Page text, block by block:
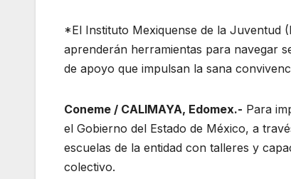
*El Instituto Mexiquense de la Juventud
aprenderán herramientas para navegar
de apoyo que impulsan la sana
Coneme / CALIMAYA, Edomex.- Para
el Gobierno del Estado de México, a
escuelas de la entidad con talleres y
colectivo.